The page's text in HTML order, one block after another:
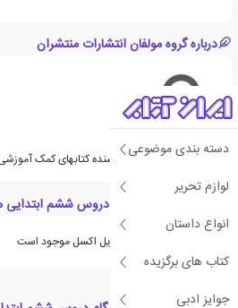
دسته بندی موضوعی
لوازم تحریر
انواع داستان
کتاب های برگزیده
جوایز ادبی
درباره گروه مولفان انتشارات منتشران
گروه مولفان منتشران نویسنده کتابهای کمک
ویژگی های گام به گام دروس ششم ابتدایی
ویژگی های مورد نیاز در فایل اکسل موجود است